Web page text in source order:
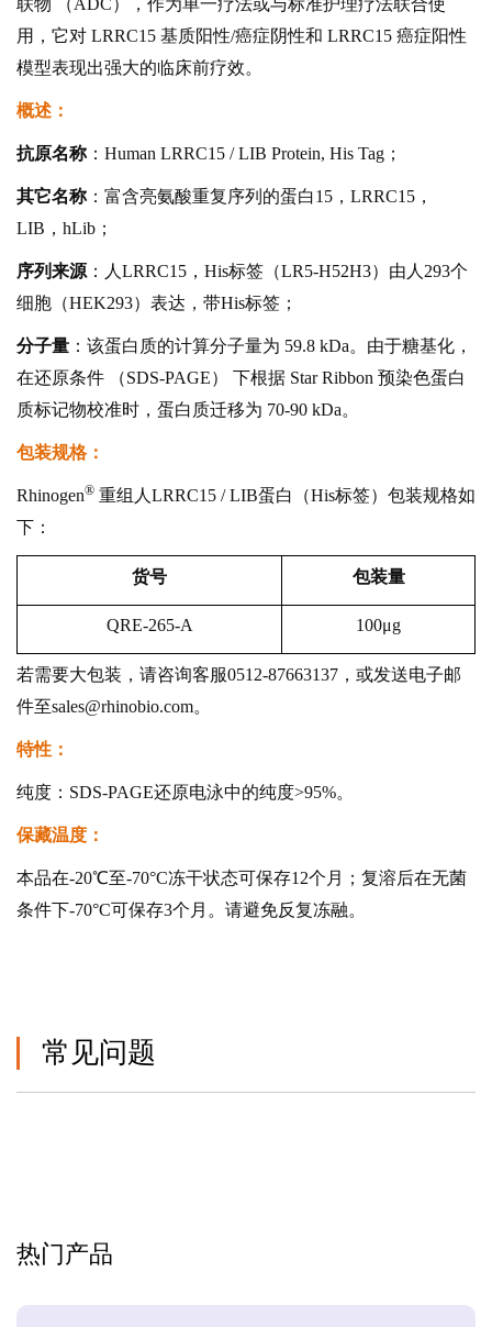
用，它对 LRRC15 基质阳性/癌症阴性和 LRRC15 癌症阳性
模型表现出强大的临床前疗效。
概述：
抗原名称：Human LRRC15 / LIB Protein, His Tag；
其它名称：富含亮氨酸重复序列的蛋白15，LRRC15，
LIB，hLib；
序列来源 ：人LRRC15，His标签（LR5-H52H3）由人293个
细胞（HEK293）表达，带His标签；
分子量 ：该蛋白质的计算分子量为 59.8 kDa。由于糖基化，
在还原条件 （SDS-PAGE） 下根据 Star Ribbon 预染色蛋白
质标记物校准时，蛋白质迁移为 70-90 kDa。
包装规格：
Rhinogen® 重组人LRRC15 / LIB蛋白（His标签）包装规格如
下：
货号 包装量
QRE-265-A 100μg
若需要大包装，请咨询客服0512-87663137，或发送电子邮
件至sales@rhinobio.com。
特性：
纯度：SDS-PAGE还原电泳中的纯度>95%。
保藏温度：
本品在-20℃至-70°C冻干状态可保存12个月；复溶后在无菌
条件下-70°C可保存3个月。请避免反复冻融。
常见问题
热门产品